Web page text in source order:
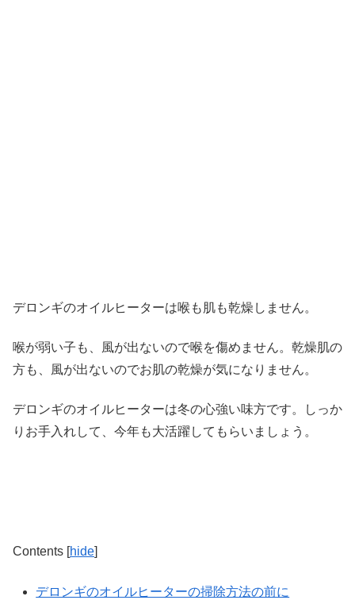
デロンギのオイルヒーターは喉も肌も乾燥しません。
喉が弱い子も、風が出ないので喉を傷めません。乾燥肌の
方も、風が出ないのでお肌の乾燥が気になりません。
デロンギのオイルヒーターは冬の心強い味方です。しっか
りお手入れして、今年も大活躍してもらいましょう。
Contents hide
デロンギのオイルヒーターの掃除方法の前に